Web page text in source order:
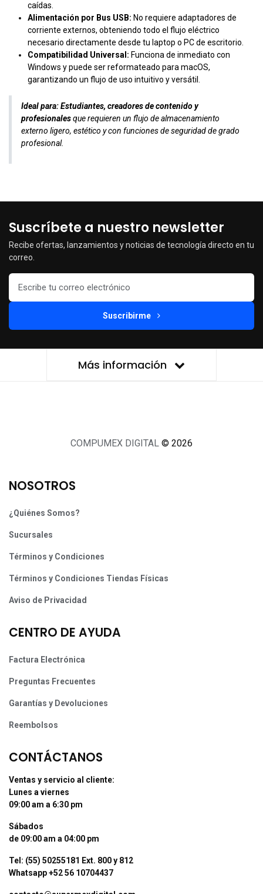
caídas.
Alimentación por Bus USB: No requiere adaptadores de
corriente externos, obteniendo todo el flujo eléctrico
necesario directamente desde tu laptop o PC de escritorio.
Compatibilidad Universal: Funciona de inmediato con
Windows y puede ser reformateado para macOS,
garantizando un flujo de uso intuitivo y versátil.
Ideal para:Estudiantes, creadores de contenido y
profesionalesque requieren un flujo de almacenamiento
externo ligero, estético y con funciones de seguridad de grado
profesional.
Suscríbete a nuestro newsletter
Recibe ofertas, lanzamientos y noticias de tecnología directo en tu
correo.
Suscribirme
Más información
COMPUMEX DIGITAL © 2026
NOSOTROS
¿Quiénes Somos?
Sucursales
Términos y Condiciones
Términos y Condiciones Tiendas Físicas
Aviso de Privacidad
CENTRO DE AYUDA
Factura Electrónica
Preguntas Frecuentes
Garantías y Devoluciones
Reembolsos
CONTÁCTANOS
Ventas y servicio al cliente:
Lunes a viernes
09:00 am a 6:30 pm
Sábados
de 09:00 am a 04:00 pm
Tel: (55) 50255181 Ext. 800 y 812
Whatsapp +52 56 10704437